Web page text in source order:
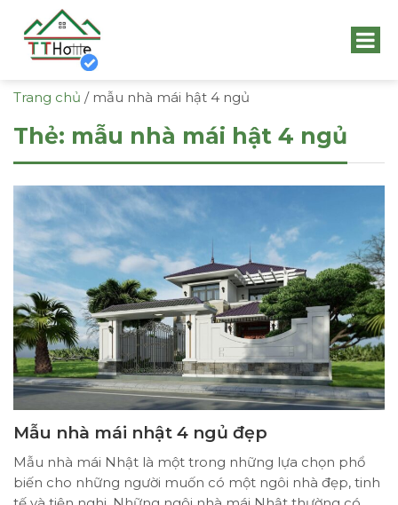
Trang chủ / mẫu nhà mái hật 4 ngủ
Thẻ: mẫu nhà mái hật 4 ngủ
Mẫu nhà mái nhật 4 ngủ đẹp
Mẫu nhà mái Nhật là một trong những lựa chọn phổ
biến cho những người muốn có một ngôi nhà đẹp, tinh